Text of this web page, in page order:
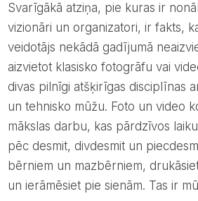
Svarīgākā atziņa, pie kuras ir nonākuši nozares
vizionāri un organizatori, ir fakts,
veidotājs nekādā gadījumā
aizvietot klasisko fotogrāfu vai
divas pilnīgi atšķirīgas disciplīnas
un tehnisko mūžu. Foto un video
mākslas darbu, kas pārdzīvos
pēc desmit, divdesmit un
bērniem un mazbērniem,
un ierāmēsiet pie sienām. Tas ir